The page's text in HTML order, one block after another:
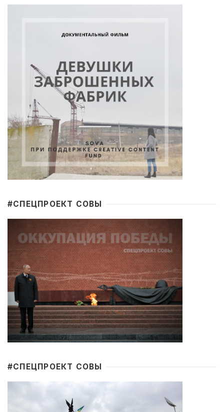
#CПЕЦПРОЕКТ СОВЫ
#CПЕЦПРОЕКТ СОВЫ